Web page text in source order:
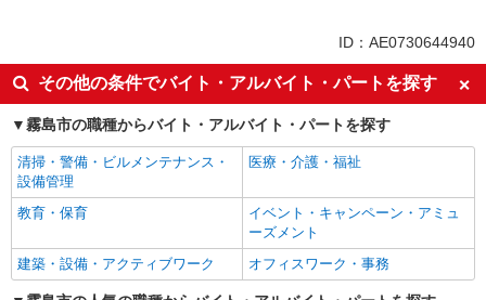
英語が活かせる
ボーナス・賞与あり
日払い
車通勤OK
交通費支給
社会保険あり
社員登用あり
ID：AE0730644940
その他の条件でバイト・アルバイト・パートを探す
霧島市の職種からバイト・アルバイト・パートを探す
清掃・警備・ビルメンテナンス・
設備管理
医療・介護・福祉
教育・保育
イベント・キャンペーン・アミュ
ーズメント
建築・設備・アクティブワーク
オフィスワーク・事務